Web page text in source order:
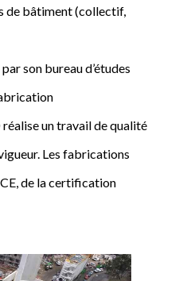
de bâtiment (collectif,
son bureau d’études
un travail de qualité
Les fabrications
de la certification